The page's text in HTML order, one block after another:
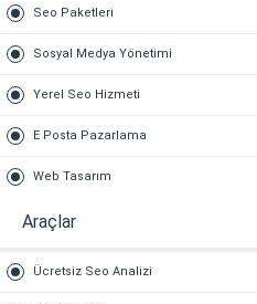
Seo Paketleri
Sosyal Medya Yönetimi
Yerel Seo Hizmeti
E Posta Pazarlama
Web Tasarım
Araçlar
Ücretsiz Seo Analizi